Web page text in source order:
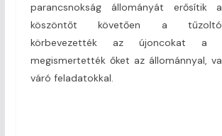
parancsnokság állományát erősítik
köszöntőt követően a
körbevezették az újoncokat a
megismertették őket az állománnyal,
váró feladatokkal.